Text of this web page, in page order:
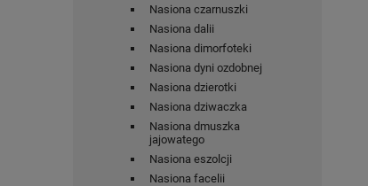
Nasiona czarnuszki
Nasiona dalii
Nasiona dimorfoteki
Nasiona dyni ozdobnej
Nasiona dzierotki
Nasiona dziwaczka
Nasiona dmuszka
jajowatego
Nasiona eszolcji
Nasiona facelii